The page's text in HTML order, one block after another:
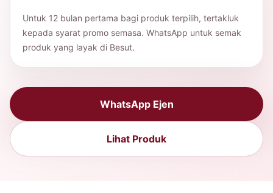
Untuk 12 bulan pertama bagi produk terpilih, tertakluk
kepada syarat promo semasa. WhatsApp untuk semak
produk yang layak di Besut.
WhatsApp Ejen
Lihat Produk